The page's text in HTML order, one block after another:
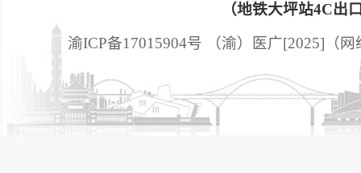
（地铁大坪站4C出
渝ICP备17015904号 （渝）医广[2025]（网